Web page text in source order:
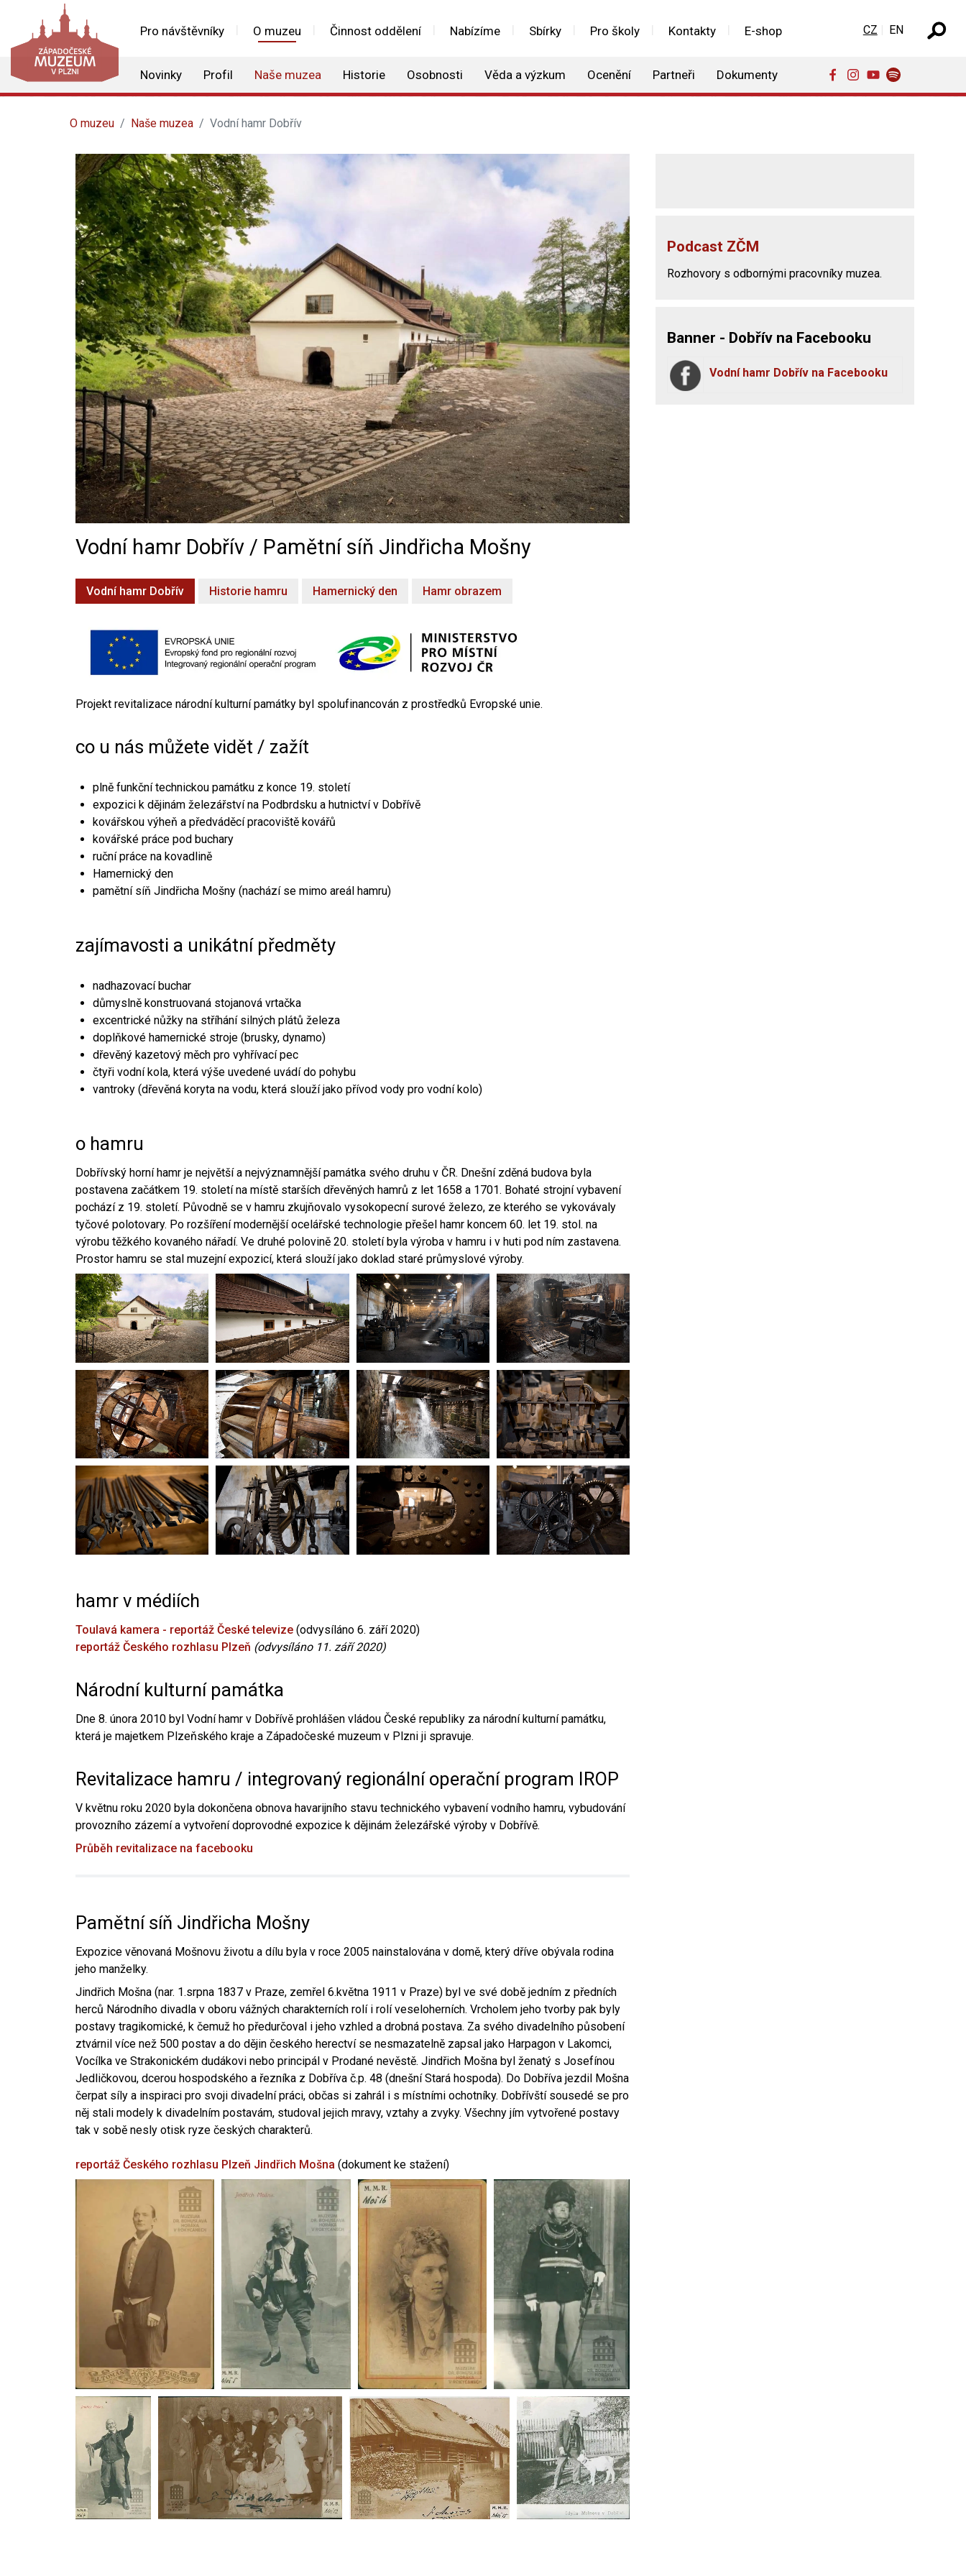
Pro návštěvníky O muzeu Činnost oddělení Nabízíme Sbírky Pro školy Kontakty E-shop
Novinky Profil Naše muzea Historie Osobnosti Věda a výzkum Ocenění Partneři Dokumenty
Zvolte jazyk
CZ EN
O muzeu Naše muzea Vodní hamr Dobřív
Vodní hamr Dobřív / Pamětní síň Jindřicha Mošny
Vodní hamr Dobřív Historie hamru Hamernický den Hamr obrazem
Projekt revitalizace národní kulturní památky byl spolufinancován z prostředků Evropské unie.
co u nás můžete vidět / zažít
plně funkční technickou památku z konce 19. století
expozici k dějinám železářství na Podbrdsku a hutnictví v Dobřívě
kovářskou výheň a předváděcí pracoviště kovářů
kovářské práce pod buchary
ruční práce na kovadlině
Hamernický den
pamětní síň Jindřicha Mošny (nachází se mimo areál hamru)
zajímavosti a unikátní předměty
nadhazovací buchar
důmyslně konstruovaná stojanová vrtačka
excentrické nůžky na stříhání silných plátů železa
doplňkové hamernické stroje (brusky, dynamo)
dřevěný kazetový měch pro vyhřívací pec
čtyři vodní kola, která výše uvedené uvádí do pohybu
vantroky (dřevěná koryta na vodu, která slouží jako přívod vody pro vodní kolo)
o hamru
Dobřívský horní hamr je největší a nejvýznamnější památka svého druhu v ČR. Dnešní zděná budova byla
postavena začátkem 19. století na místě starších dřevěných hamrů z let 1658 a 1701. Bohaté strojní vybavení
pochází z 19. století. Původně se v hamru zkujňovalo vysokopecní surové železo, ze kterého se vykovávaly
tyčové polotovary. Po rozšíření modernější ocelářské technologie přešel hamr koncem 60. let 19. stol. na
výrobu těžkého kovaného nářadí. Ve druhé polovině 20. století byla výroba v hamru i v huti pod ním zastavena.
Prostor hamru se stal muzejní expozicí, která slouží jako doklad staré průmyslové výroby.
hamr v médiích
Toulavá kamera - reportáž České televize (odvysíláno 6. září 2020)
reportáž Českého rozhlasu Plzeň (odvysíláno 11. září 2020)
Národní kulturní památka
Dne 8. února 2010 byl Vodní hamr v Dobřívě prohlášen vládou České republiky za národní kulturní památku,
která je majetkem Plzeňského kraje a Západočeské muzeum v Plzni ji spravuje.
Revitalizace hamru / integrovaný regionální operační program IROP
V květnu roku 2020 byla dokončena obnova havarijního stavu technického vybavení vodního hamru, vybudování
provozního zázemí a vytvoření doprovodné expozice k dějinám železářské výroby v Dobřívě.
Průběh revitalizace na facebooku
Pamětní síň Jindřicha Mošny
Expozice věnovaná Mošnovu životu a dílu byla v roce 2005 nainstalována v domě, který dříve obývala rodina
jeho manželky.
Jindřich Mošna (nar. 1.srpna 1837 v Praze, zemřel 6.května 1911 v Praze) byl ve své době jedním z předních
herců Národního divadla v oboru vážných charakterních rolí i rolí veseloherních. Vrcholem jeho tvorby pak byly
postavy tragikomické, k čemuž ho předurčoval i jeho vzhled a drobná postava. Za svého divadelního působení
ztvárnil více než 500 postav a do dějin českého herectví se nesmazatelně zapsal jako Harpagon v Lakomci,
Vocílka ve Strakonickém dudákovi nebo principál v Prodané nevěstě. Jindřich Mošna byl ženatý s Josefínou
Jedličkovou, dcerou hospodského a řezníka z Dobříva č.p. 48 (dnešní Stará hospoda). Do Dobříva jezdil Mošna
čerpat síly a inspiraci pro svoji divadelní práci, občas si zahrál i s místními ochotníky. Dobřívští sousedé se pro
něj stali modely k divadelním postavám, studoval jejich mravy, vztahy a zvyky. Všechny jím vytvořené postavy
tak v sobě nesly otisk ryze českých charakterů.
reportáž Českého rozhlasu Plzeň Jindřich Mošna (dokument ke stažení)
Podcast ZČM
Rozhovory s odbornými pracovníky muzea.
Banner - Dobřív na Facebooku
Vodní hamr Dobřív na Facebooku